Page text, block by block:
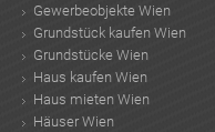
Gewerbeobjekte Wien
Grundstück kaufen Wien
Grundstücke Wien
Haus kaufen Wien
Haus mieten Wien
Häuser Wien